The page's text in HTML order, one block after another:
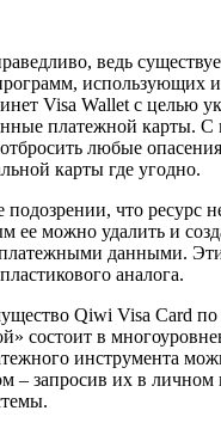
ведь
использующих
Visa Wallet с целью
платежной карты.
любые
карты где угодно.
что ресурс
ее можно удалить и
данными.
аналога.
Qiwi Visa Card
состоит в
инструмента
– запросив их в личном